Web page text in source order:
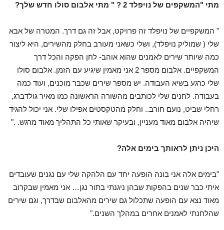
מתי "המשקפים של נויפלד 2 ? " מתי אלבום סולו חדש שלך?
" המשקפיים של נויפלד זה פרויקט, אבל זה גם דרך. המטרה של אבא
שלי ( שמוליק נויפלד), ושלי כשאני מעורב בחלק מהשירים, היא ליצור
כמה שיותר שירים לאמנים שהוא אוהב- לחן הפקה והכל דרך
המשקפיים. אלבום מספר 2 אני מאמין שיגיע עם הזמן. אלבום סולו
שלי כרגע בשיא העבודה. יש מספר שירים שכבר מוכנים, ועוד כמה
בעבודה. לחנים שלי לכותבים מהשורה הראשונה כמו מאיר גולדברג,
רחלי שביט, נועם חורב.. וחלק מהטקסטים אפילו שלי. אני יכול להגיד
שיהיה אלבום מאוד מעניין, ובעיקר שאותי כל התהליך מאוד מרגש. ."
היכן ניתן לראותך בימים אלה?
"בימים אלה אני בונה הופעה יחד עם הלהקה שלי עם נגנים שעובדים
איתי כבר שנים בהפקות שבהן ניגנתי בתור נגן… אני מאמין שבקרוב
מאוד נצא עם הופעה שתכלול גם שירים מהאלבום שבדרך, וגם שירים
שהלחנתי לאמנים אחרים במהלך השנים."